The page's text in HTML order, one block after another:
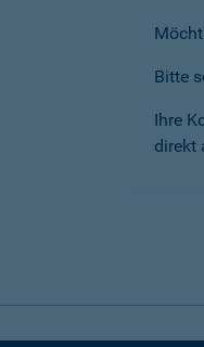
Bitte
Ihre
direkt